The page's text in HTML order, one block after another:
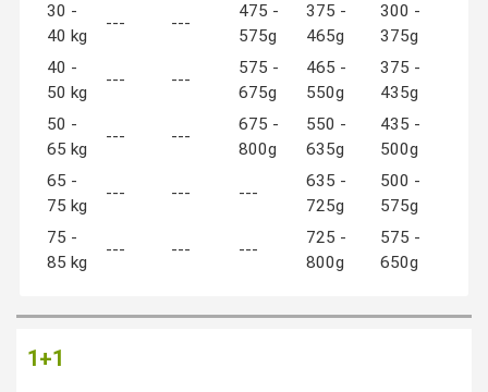
30 -
40 kg
--- ---
475 -
575g
375 -
465g
300 -
375g
40 -
50 kg
--- ---
575 -
675g
465 -
550g
375 -
435g
50 -
65 kg
--- ---
675 -
800g
550 -
635g
435 -
500g
65 -
75 kg
--- --- ---
635 -
725g
500 -
575g
75 -
85 kg
--- --- ---
725 -
800g
575 -
650g
1+1